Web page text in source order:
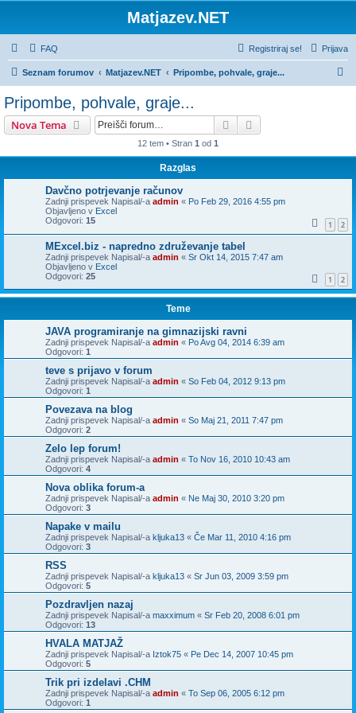
Matjazev.NET
FAQ Prijava
Registriraj se!
Seznam forumov Matjazev.NET Pripombe, pohvale, graje...
Pripombe, pohvale, graje...
Nova Tema Iskanje
12 tem • Stran 1 od 1
Razglas
Davčno potrjevanje računov
Zadnji prispevek Napisal/-a admin « Po Feb 29, 2016 4:55 pm
Objavljeno v Excel
Odgovori: 15 1 2
MExcel.biz - napredno združevanje tabel
Zadnji prispevek Napisal/-a admin « Sr Okt 14, 2015 7:47 am
Objavljeno v Excel
Odgovori: 25 1 2
Teme
JAVA programiranje na gimnazijski ravni
Zadnji prispevek Napisal/-a admin « Po Avg 04, 2014 6:39 am
Odgovori: 1
teve s prijavo v forum
Zadnji prispevek Napisal/-a admin « So Feb 04, 2012 9:13 pm
Odgovori: 1
Povezava na blog
Zadnji prispevek Napisal/-a admin « So Maj 21, 2011 7:47 pm
Odgovori: 2
Zelo lep forum!
Zadnji prispevek Napisal/-a admin « To Nov 16, 2010 10:43 am
Odgovori: 4
Nova oblika forum-a
Zadnji prispevek Napisal/-a admin « Ne Maj 30, 2010 3:20 pm
Odgovori: 3
Napake v mailu
Zadnji prispevek Napisal/-a kljuka13 « Če Mar 11, 2010 4:16 pm
Odgovori: 3
RSS
Zadnji prispevek Napisal/-a kljuka13 « Sr Jun 03, 2009 3:59 pm
Odgovori: 5
Pozdravljen nazaj
Zadnji prispevek Napisal/-a maxximum « Sr Feb 20, 2008 6:01 pm
Odgovori: 13
HVALA MATJAŽ
Zadnji prispevek Napisal/-a Iztok75 « Pe Dec 14, 2007 10:45 pm
Odgovori: 5
Trik pri izdelavi .CHM
Zadnji prispevek Napisal/-a admin « To Sep 06, 2005 6:12 pm
Odgovori: 1